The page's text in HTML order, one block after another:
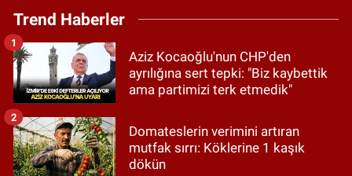
Trend Haberler
Aziz Kocaoğlu'nun CHP'den
ayrılığına sert tepki: "Biz kaybettik
ama partimizi terk etmedik"
1
Domateslerin verimini artıran
mutfak sırrı: Köklerine 1 kaşık
dökün
2